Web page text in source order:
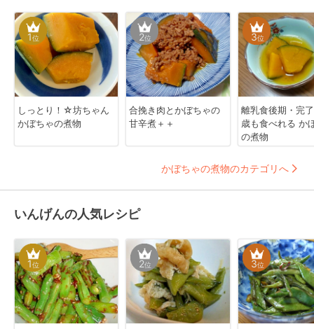
1位
しっとり！☆坊ちゃん
かぼちゃの煮物
2位
合挽き肉とかぼちゃの
甘辛煮＋＋
3位
離乳食後期・完
歳も食べれる か
の煮物
かぼちゃの煮物のカテゴリへ
いんげんの人気レシピ
1位 2位 3位